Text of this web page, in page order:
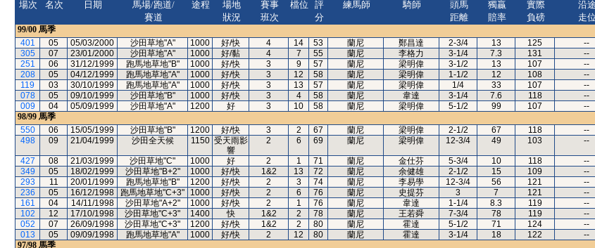
場次
名次 日期
馬場/跑道/
賽道
途程
場地
狀況
賽事
班次
檔位
評
分
練馬師 騎師
頭馬
距離
獨贏
賠率
實際
負磅
沿途
走位
99/00 馬季
401
05 05/03/2000 沙田草地"A" 1000 好/快 4 14 53 蘭尼 鄭昌達 2-3/4 13 125 --
305
07 23/01/2000 沙田草地"A" 1000 好/黏 4 7 55 蘭尼 李格力 3-1/4 7.3 131 --
251
06 31/12/1999 跑馬地草地"B" 1000 好/快 3 9 57 蘭尼 梁明偉 3-1/2 13 107 --
208
05 04/12/1999 跑馬地草地"A" 1000 好/快 3 12 58 蘭尼 梁明偉 1-1/2 12 108 --
119
03 30/10/1999 跑馬地草地"A" 1000 好/快 3 13 57 蘭尼 梁明偉 1/4 33 107 --
078
05 09/10/1999 沙田草地"B" 1000 好/快 3 4 58 蘭尼 韋達 3-1/4 7.6 118 --
009
04 05/09/1999 沙田草地"A" 1200 好 3 10 58 蘭尼 梁明偉 5-1/2 99 107 --
98/99 馬季
550
06 15/05/1999 沙田草地"B" 1200 好/快 3 2 67 蘭尼 梁明偉 2-1/2 67 118 --
498
09 21/04/1999 沙田全天候 1150 受天雨影
響
2 6 69 蘭尼 梁明偉 12-3/4 49 103 --
427 08 21/03/1999 沙田草地"C" 1000 好 2 1 71 蘭尼 金仕芬 5-3/4 10 118 --
349
05 18/02/1999 沙田草地"B+2" 1000 好/快 1&2 13 72 蘭尼 余健雄 2-1/2 15 109 --
293
11 20/01/1999 跑馬地草地"B" 1200 好/快 2 3 74 蘭尼 李易學 12-3/4 56 121 --
236
05 16/12/1998 跑馬地草地"C+3" 1000 好/快 2 6 76 蘭尼 史提芬 3 7 121 --
161
04 14/11/1998 沙田草地"A+2" 1000 好/快 2 1 76 蘭尼 韋達 1-1/4 8.3 119 --
102
12 17/10/1998 沙田草地"C+3" 1400 快 1&2 2 78 蘭尼 王若舜 7-3/4 78 119 --
052
07 26/09/1998 沙田草地"C+3" 1200 好/快 1&2 2 80 蘭尼 霍達 5-1/2 71 124 --
013
05 09/09/1998 跑馬地草地"A" 1000 好/快 2 12 80 蘭尼 霍達 3-1/4 18 122 --
97/98 馬季